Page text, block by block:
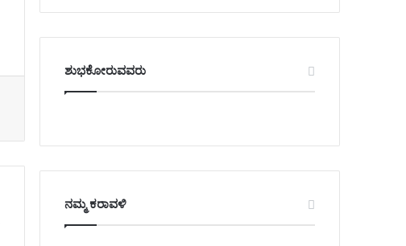
ಶುಭಕೋರುವವರು
ನಮ್ಮ ಕರಾವಳಿ